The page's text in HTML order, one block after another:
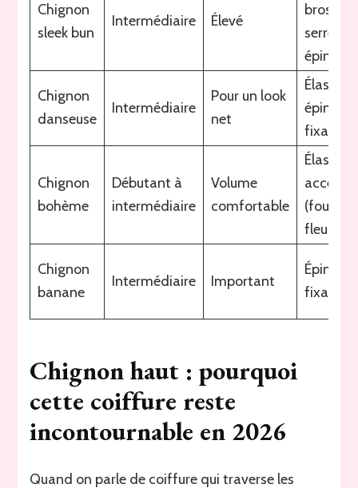
Chignon
sleek bun
Intermédiaire Élevé
brosse
serrés,
épingles
Chignon
danseuse
Intermédiaire
Pour un look
net
fixant
Chignon
bohème
Débutant à
intermédiaire
Volume
comfortable
(foulard,
fleurs)
Chignon
banane
Intermédiaire Important
fixant
Chignon haut : pourquoi
cette coiffure reste
incontournable en 2026
Quand on parle de coiffure qui traverse les